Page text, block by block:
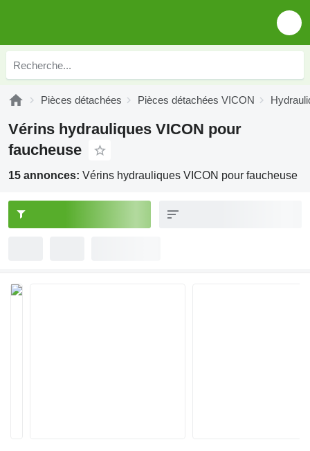
Pièces détachées Pièces détachées VICON
Vérins hydrauliques VICON pour
faucheuse
15 annonces: Vérins hydrauliques VICON pour faucheuse